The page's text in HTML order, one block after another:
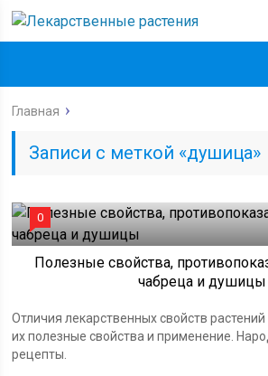
Главная
Записи с меткой «душица»
0
Полезные свойства,
чабреца и душицы
Отличия лекарственных свойств
их полезные свойства и применение.
рецепты.